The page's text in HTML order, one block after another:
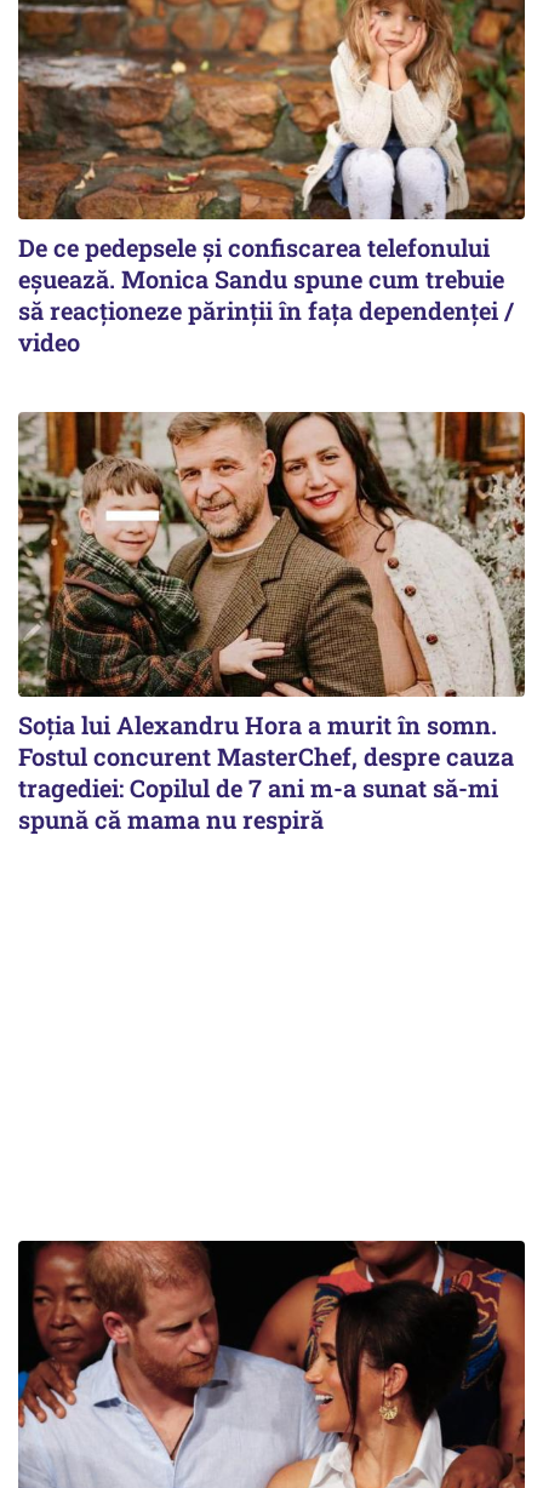
De ce pedepsele și confiscarea telefonului
eșuează. Monica Sandu spune cum trebuie
să reacționeze părinții în fața dependenței /
video
Soția lui Alexandru Hora a murit în somn.
Fostul concurent MasterChef, despre cauza
tragediei: Copilul de 7 ani m-a sunat să-mi
spună că mama nu respiră